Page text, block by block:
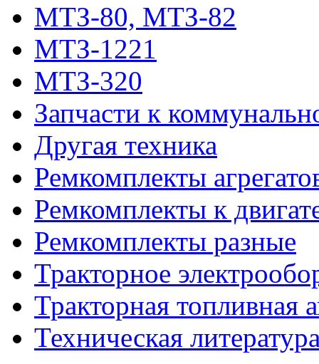
МТЗ-80, МТЗ-82
МТЗ-1221
МТЗ-320
Запчасти к
Другая техника
Ремкомплекты
Ремкомплекты к
Ремкомплекты разные
Тракторное
Тракторная топливная
Техническая